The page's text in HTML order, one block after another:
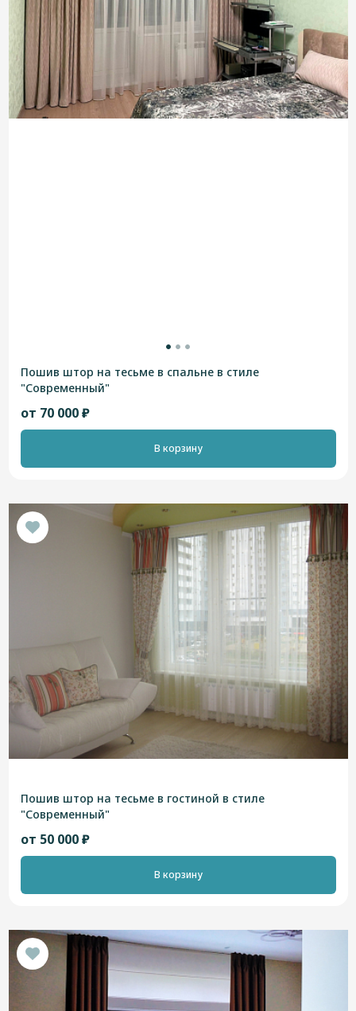
Пошив штор на тесьме в спальне в стиле
"Современный"
от 70 000 ₽
В корзину
Пошив штор на тесьме в гостиной в стиле
"Современный"
от 50 000 ₽
В корзину